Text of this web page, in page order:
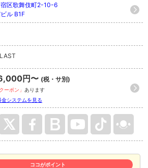
区歌舞伎町2-10-6
ル B1F
円〜 (税・サ別)
ーポン」 あります
システムを見る
ココがポイント